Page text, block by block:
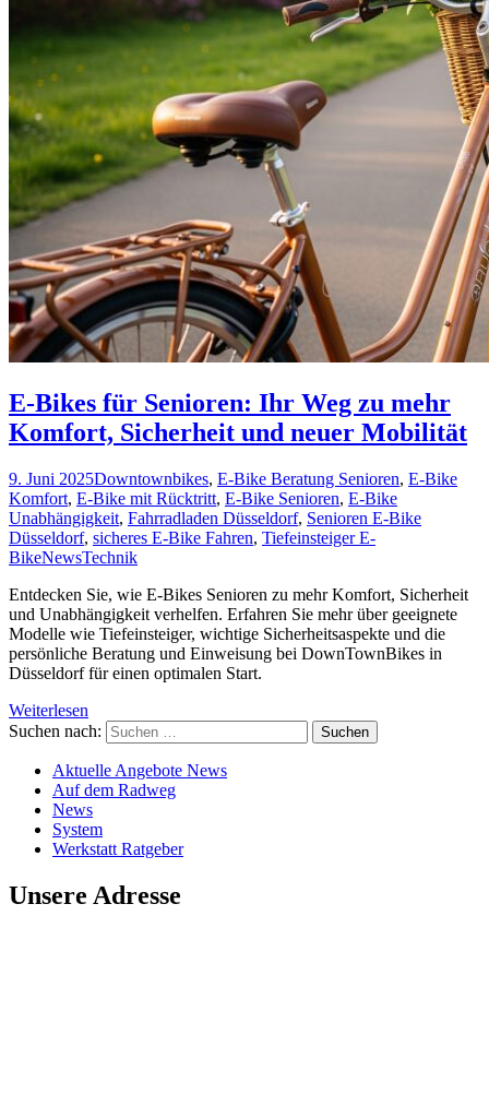
E-Bikes für Senioren: Ihr Weg zu mehr
Komfort, Sicherheit und neuer Mobilität
9. Juni 2025Downtownbikes, E-Bike Beratung Senioren, E-Bike
Komfort, E-Bike mit Rücktritt, E-Bike Senioren, E-Bike
Unabhängigkeit, Fahrradladen Düsseldorf, Senioren E-Bike
Düsseldorf, sicheres E-Bike Fahren, Tiefeinsteiger E-
BikeNewsTechnik
Entdecken Sie, wie E-Bikes Senioren zu mehr Komfort, Sicherheit
und Unabhängigkeit verhelfen. Erfahren Sie mehr über geeignete
Modelle wie Tiefeinsteiger, wichtige Sicherheitsaspekte und die
persönliche Beratung und Einweisung bei DownTownBikes in
Düsseldorf für einen optimalen Start.
Weiterlesen
Suchen nach:
Aktuelle Angebote News
Auf dem Radweg
News
System
Werkstatt Ratgeber
Unsere Adresse